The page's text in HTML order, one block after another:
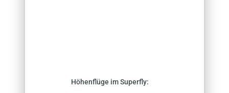
Höhenflüge im Superfly: